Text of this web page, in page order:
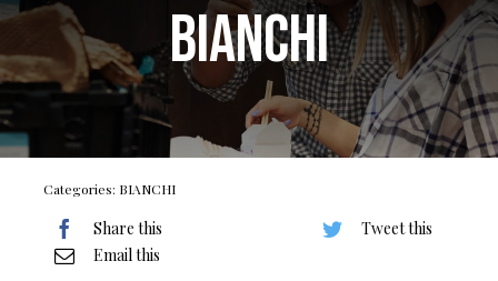
BIANCHI
Categories: BIANCHI
Share this
Tweet this
Email this